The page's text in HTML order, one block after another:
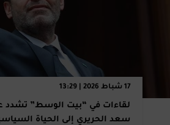
17 شباط 2026 | 13:29
لقاءات في “بيت الوسط” تشدد
سعد الحريري إلى الحياة